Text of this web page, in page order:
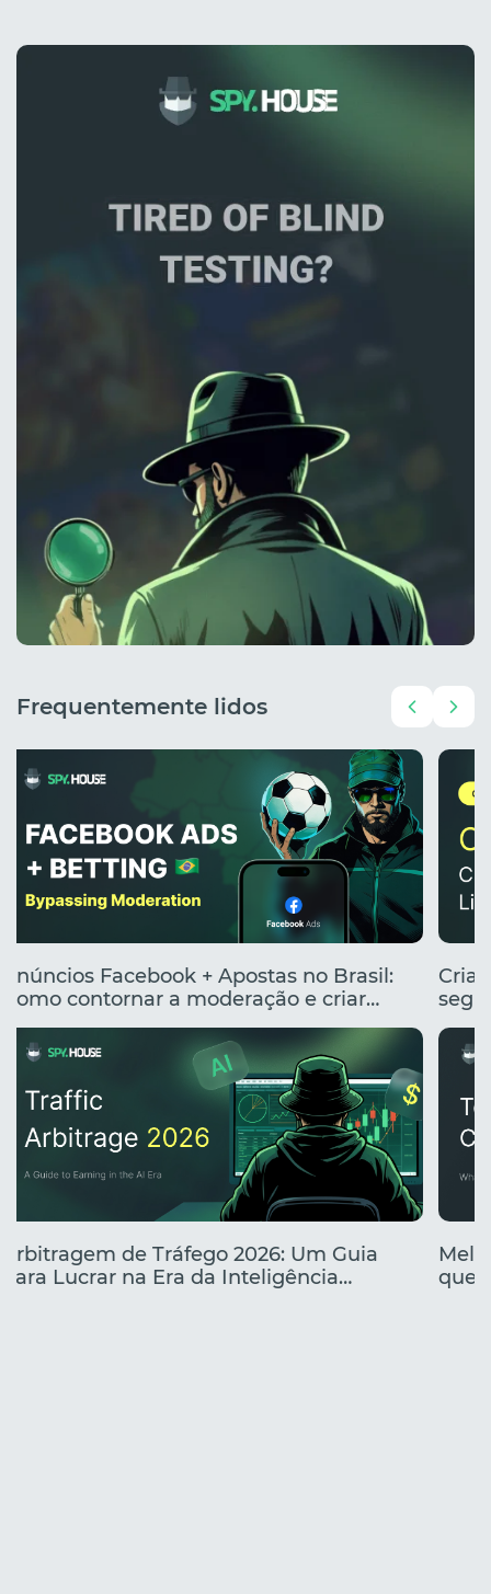
Frequentemente lidos
Anúncios Facebook + Apostas no Brasil:
Como contornar a moderação e criar
anúncios clicáveis
Arbitragem de Tráfego 2026: Um Guia
para Lucrar na Era da Inteligência
que